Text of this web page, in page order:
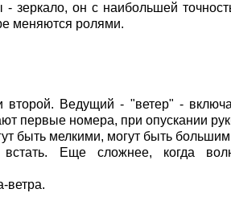
зеркало, он с наибольшей
меняются ролями.
Ведущий - "ветер" -
первые номера, при опускании
быть мелкими, могут быть
встать. Еще сложнее, когда
ветра.